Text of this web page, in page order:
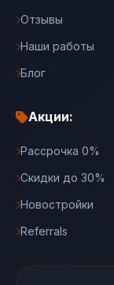
Отзывы
Наши работы
Блог
Акции:
Рассрочка 0%
Скидки до 30%
Новостройки
Referrals